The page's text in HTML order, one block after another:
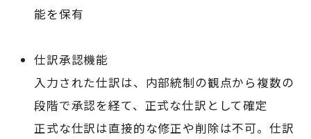
能を保有
仕訳承認機能
入力された仕訳は、内部統制の観点から複数の
段階で承認を経て、正式な仕訳として確定
正式な仕訳は直接的な修正や削除は不可。仕訳